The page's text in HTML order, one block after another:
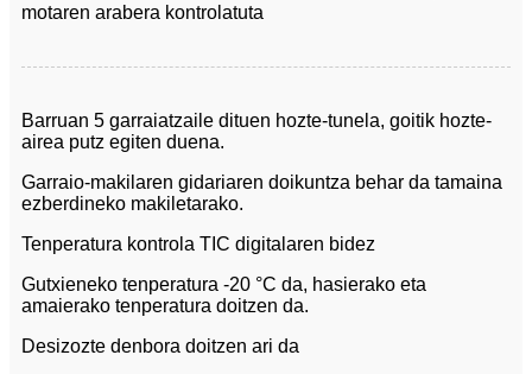
motaren arabera kontrolatuta
Barruan 5 garraiatzaile dituen hozte-tunela, goitik hozte-
airea putz egiten duena.
Garraio-makilaren gidariaren doikuntza behar da tamaina
ezberdineko makiletarako.
Tenperatura kontrola TIC digitalaren bidez
Gutxieneko tenperatura -20 °C da, hasierako eta
amaierako tenperatura doitzen da.
Desizozte denbora doitzen ari da